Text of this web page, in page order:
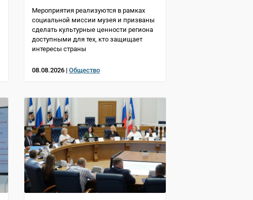
Мероприятия реализуются в рамках
социальной миссии музея и призваны
сделать культурные ценности региона
доступными для тех, кто защищает
интересы страны
08.08.2026 | Общество